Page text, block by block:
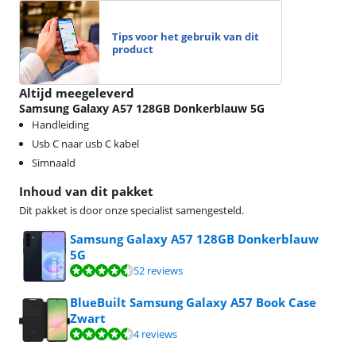
Inhoud van dit pakket
Dit pakket is door onze specialist samengesteld.
Samsung Galaxy A57 128GB Donkerblauw
5G
Beoordeling is 9,4 van de 10, gebaseerd op 52 reviews.
52 reviews
BlueBuilt Samsung Galaxy A57 Book Case
Zwart
Beoordeling is 8,7 van de 10, gebaseerd op 4 reviews.
4 reviews
Tips voor het gebruik van dit
product
Altijd meegeleverd
Samsung Galaxy A57 128GB Donkerblauw 5G
Handleiding
Usb C naar usb C kabel
Simnaald